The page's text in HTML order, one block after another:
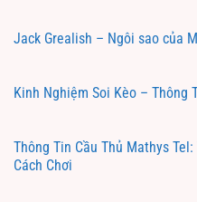
Jack Grealish – Ngôi sao của
Kinh Nghiệm Soi Kèo – Thông
Thông Tin Cầu Thủ Mathys
Cách Chơi